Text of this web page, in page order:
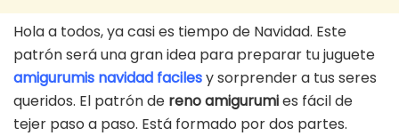
Hola a todos, ya casi es tiempo de Navidad. Este
patrón será una gran idea para preparar tu juguete
amigurumis navidad facilesy sorprender a tus seres
queridos. El patrón de reno amigurumies fácil de
tejer paso a paso. Está formado por dos partes.